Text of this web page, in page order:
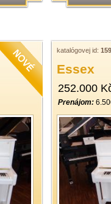
katalógovej id:
Essex
252.000
Prenájom: